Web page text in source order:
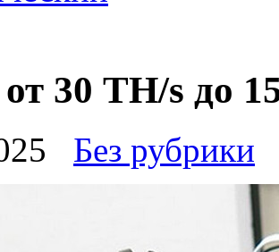
30 TH/s до
Без рубрики